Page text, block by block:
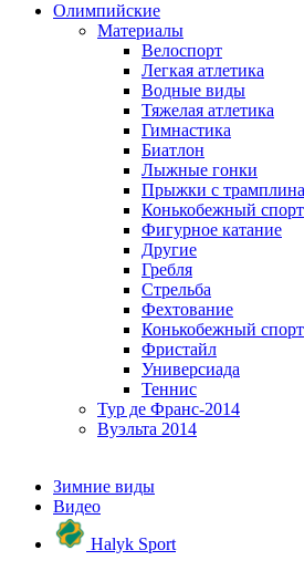
Олимпийские
Материалы
Велоспорт
Легкая атлетика
Водные виды
Тяжелая атлетика
Гимнастика
Биатлон
Лыжные гонки
Прыжки с трамплина
Конькобежный спорт
Фигурное катание
Другие
Гребля
Стрельба
Фехтование
Конькобежный спорт
Фристайл
Универсиада
Теннис
Тур де Франс-2014
Вуэльта 2014
Зимние виды
Видео
Halyk Sport